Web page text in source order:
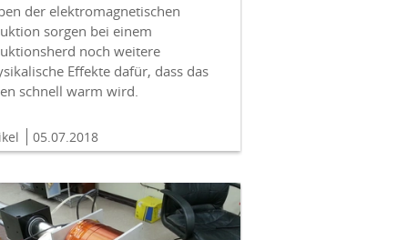
der elektromagnetischen
sorgen bei einem
noch weitere
Effekte dafür, dass das
schnell warm wird.
05.07.2018